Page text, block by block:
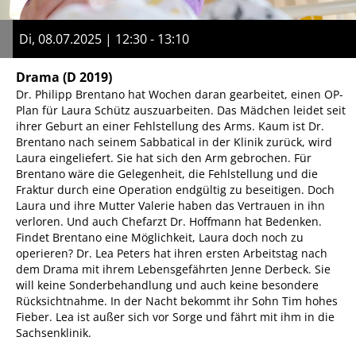
Di, 08.07.2025 | 12:30 - 13:10
Drama (D 2019)
Dr. Philipp Brentano hat Wochen daran gearbeitet, einen OP-
Plan für Laura Schütz auszuarbeiten. Das Mädchen leidet seit
ihrer Geburt an einer Fehlstellung des Arms. Kaum ist Dr.
Brentano nach seinem Sabbatical in der Klinik zurück, wird
Laura eingeliefert. Sie hat sich den Arm gebrochen. Für
Brentano wäre die Gelegenheit, die Fehlstellung und die
Fraktur durch eine Operation endgültig zu beseitigen. Doch
Laura und ihre Mutter Valerie haben das Vertrauen in ihn
verloren. Und auch Chefarzt Dr. Hoffmann hat Bedenken.
Findet Brentano eine Möglichkeit, Laura doch noch zu
operieren? Dr. Lea Peters hat ihren ersten Arbeitstag nach
dem Drama mit ihrem Lebensgefährten Jenne Derbeck. Sie
will keine Sonderbehandlung und auch keine besondere
Rücksichtnahme. In der Nacht bekommt ihr Sohn Tim hohes
Fieber. Lea ist außer sich vor Sorge und fährt mit ihm in die
Sachsenklinik.